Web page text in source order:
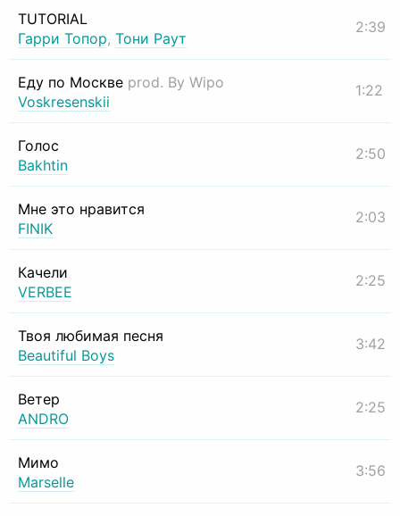
TUTORIAL
Гарри Топор, Тони Раут
2:39
Еду по Москве prod. By Wipo
Voskresenskii
1:22
Голос
Bakhtin
2:50
Мне это нравится
FINIK
2:03
Качели
VERBEE
2:25
Твоя любимая песня
Beautiful Boys
3:42
Ветер
ANDRO
2:25
Мимо
Marselle
3:56